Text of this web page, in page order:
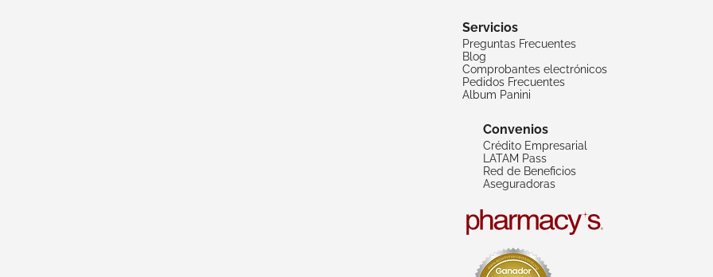
Servicios
Preguntas Frecuentes
Blog
Comprobantes electrónicos
Pedidos Frecuentes
Album Panini
Convenios
Crédito Empresarial
LATAM Pass
Red de Beneficios
Aseguradoras